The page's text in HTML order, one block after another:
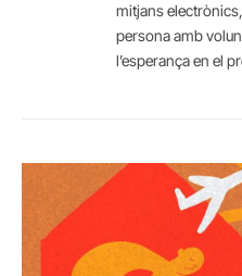
mitjans
persona amb
l’esperança en el